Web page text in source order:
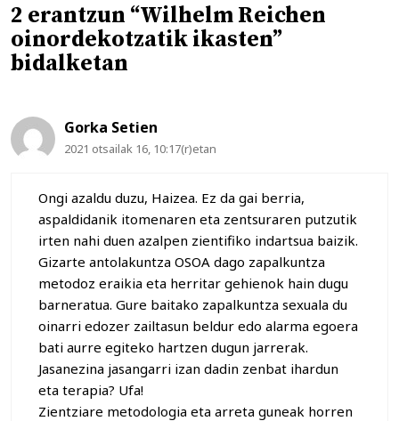
2 erantzun “Wilhelm Reichen
oinordekotzatik ikasten”
bidalketan
Gorka Setien
2021 otsailak 16, 10:17(r)etan
Ongi azaldu duzu, Haizea. Ez da gai berria,
aspaldidanik itomenaren eta zentsuraren putzutik
irten nahi duen azalpen zientifiko indartsua baizik.
Gizarte antolakuntza OSOA dago zapalkuntza
metodoz eraikia eta herritar gehienok hain dugu
barneratua. Gure baitako zapalkuntza sexuala du
oinarri edozer zailtasun beldur edo alarma egoera
bati aurre egiteko hartzen dugun jarrerak.
Jasanezina jasangarri izan dadin zenbat ihardun
eta terapia? Ufa!
Zientziare metodologia eta arreta guneak horren